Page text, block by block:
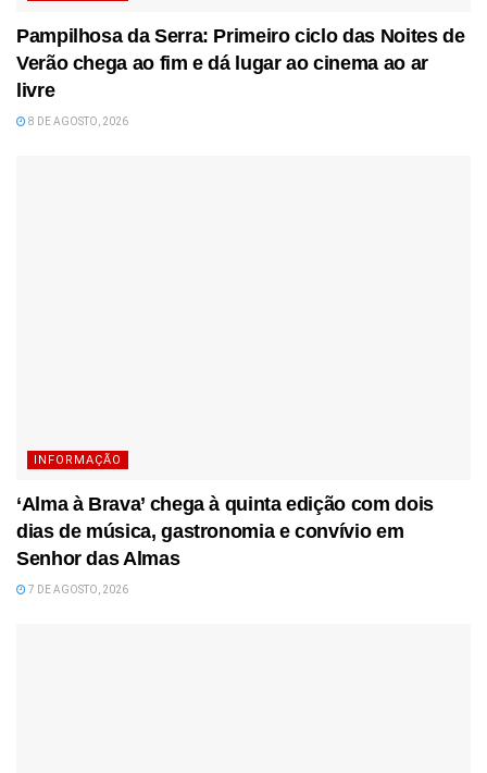
Pampilhosa da Serra: Primeiro ciclo das Noites de
Verão chega ao fim e dá lugar ao cinema ao ar
livre
8 DE AGOSTO, 2026
INFORMAÇÃO
‘Alma à Brava’ chega à quinta edição com dois
dias de música, gastronomia e convívio em
Senhor das Almas
7 DE AGOSTO, 2026